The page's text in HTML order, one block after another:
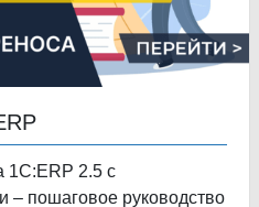
1С:ERP 2.5 с
пошаговое руководство